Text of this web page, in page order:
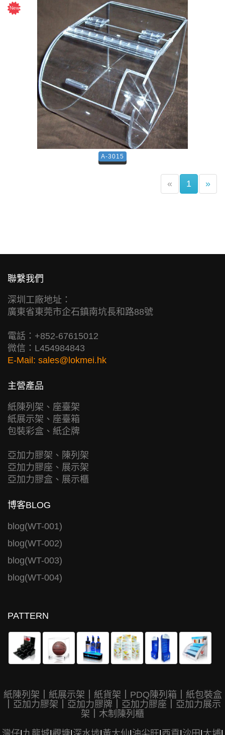
A-3015
« 1 (current)
»
聯繫我們
深圳工廠地址：
廣東省東莞市企石鎮南坑長和路88號
電話：+852-67615012
微信：L454984843
E-Mail: sales@lokmei.hk
主營產品
紙陳列架、座臺架
紙展示架、座臺箱
包裝彩盒、紙企牌
亞加力膠架、陳列架
亞加力膠座、展示架
亞加力膠盒、展示櫃
博客BLOG
blog(WT-001)
blog(WT-002)
blog(WT-003)
blog(WT-004)
PATTERN
紙陳列架 紙展示架 紙貨架 PDQ陳列箱
紙包裝盒
亞加力膠架 亞加力膠牌 亞加力膠座
亞加力展示
架
木制陳列櫃